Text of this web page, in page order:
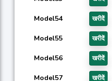
Model54 खरीदें
Model55 खरीदें
Model56 खरीदें
Model57 खरीदें